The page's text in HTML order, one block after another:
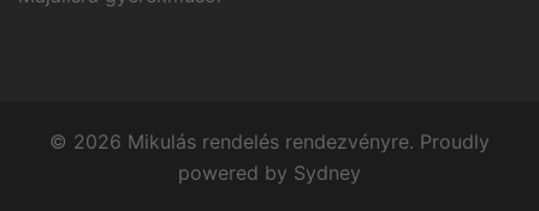
© 2026 Mikulás rendelés rendezvényre. Proudly
powered by Sydney